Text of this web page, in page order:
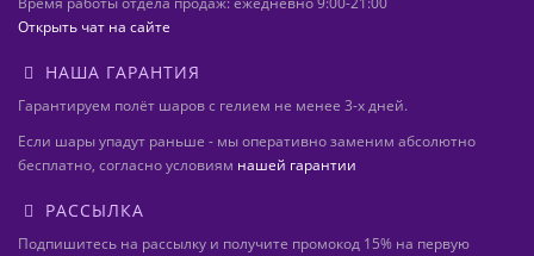
Открыть чат на сайте
НАША ГАРАНТИЯ
Гарантируем полёт шаров с гелием не менее 3-х дней.
Если шары упадут раньше - мы оперативно заменим абсолютно
бесплатно, согласно условиям нашей гарантии
РАССЫЛКА
Подпишитесь на рассылку и получите промокод 15% на первую